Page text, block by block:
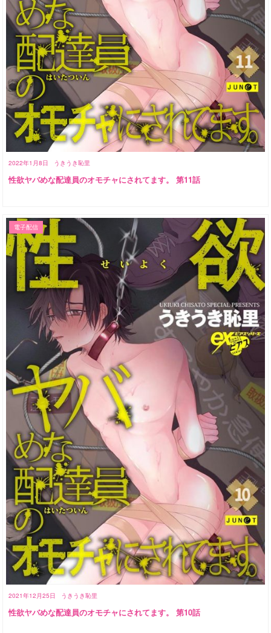
2022年1月8日 うきうき恥里
性欲ヤバめな配達員のオモチャにされてます。 第11話
2021年12月25日 うきうき恥里
電子配信
性欲ヤバめな配達員のオモチャにされてます。 第10話